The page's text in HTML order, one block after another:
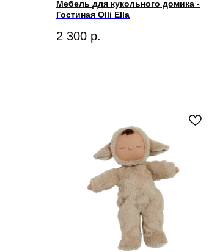
Мебель для кукольного домика -
Гостиная Olli Ella
2 300 р.